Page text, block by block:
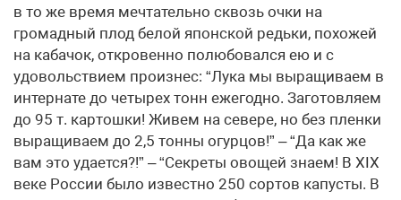
в то же время мечтательно сквозь очки на
громадный плод белой японской редьки, похожей
на кабачок, откровенно полюбовался ею и с
удовольствием произнес: “Лука мы выращиваем в
интернате до четырех тонн ежегодно. Заготовляем
до 95 т. картошки! Живем на севере, но без пленки
выращиваем до 2,5 тонны огурцов!” – “Да как же
вам это удается?!” – “Секреты овощей знаем! В ХIХ
веке России было известно 250 сортов капусты. В